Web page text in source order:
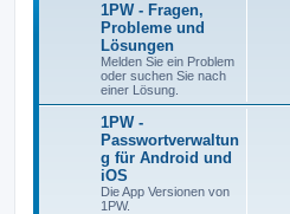
1PW - Fragen,
Probleme und
Lösungen
Melden Sie ein Problem
oder suchen Sie nach
einer Lösung.
1PW -
Passwortverwaltun
g für Android und
iOS
Die App Versionen von
1PW.